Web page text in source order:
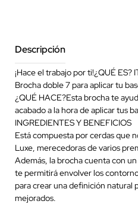
Descripción
¡Hace el trabajo por ti!¿QUÉ ES?
Brocha doble 7 para aplicar tu
¿QUÉ HACE?Esta brocha te
acabado a la hora de aplicar tus
INGREDIENTES Y BENEFICIOS
Está compuesta por cerdas que
Luxe, merecedoras de varios
Además, la brocha cuenta con
te permitirá envolver los
para crear una definición natural
mejorados.